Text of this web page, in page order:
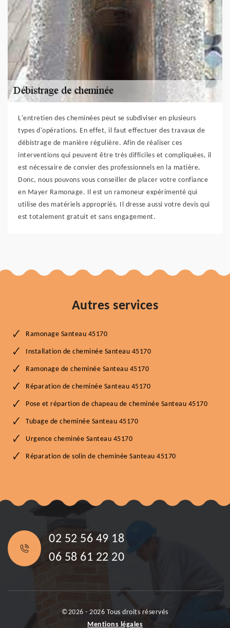
L'entretien des cheminées peut se subdiviser en plusieurs
types d'opérations. En effet, il faut effectuer des travaux de
débistrage de manière régulière. Afin de réaliser ces
interventions qui peuvent être très difficiles et compliquées, il
est nécessaire de convier des professionnels en la matière.
Donc, nous pouvons vous conseiller de placer votre confiance
en Mayer Ramonage. Il est un ramoneur expérimenté qui
utilise des matériels appropriés. Il dresse aussi votre devis qui
est totalement gratuit et sans engagement.
Autres services
Ramonage Santeau 45170
Installation de cheminée Santeau 45170
Ramonage de cheminée Santeau 45170
Réparation de cheminée Santeau 45170
Pose et répartion de chapeau de cheminée Santeau 45170
Tubage de cheminée Santeau 45170
Urgence cheminée Santeau 45170
Réparation de solin de cheminée Santeau 45170
02 52 56 49 18
06 58 61 22 20
©2026 - 2026 Tous droits réservés
Mentions légales